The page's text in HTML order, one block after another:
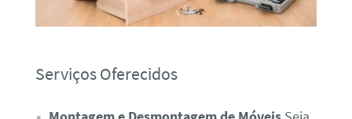
Serviços Oferecidos